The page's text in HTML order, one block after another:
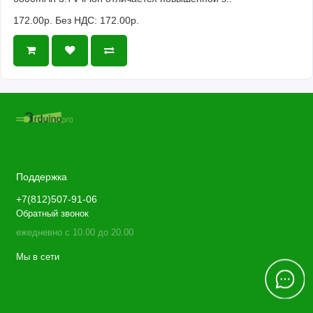
172.00р. Без НДС: 172.00р.
Поддержка
+7(812)507-91-06
Обратный звонок
ежедневно с 10.00 до 20.00
Мы в сети